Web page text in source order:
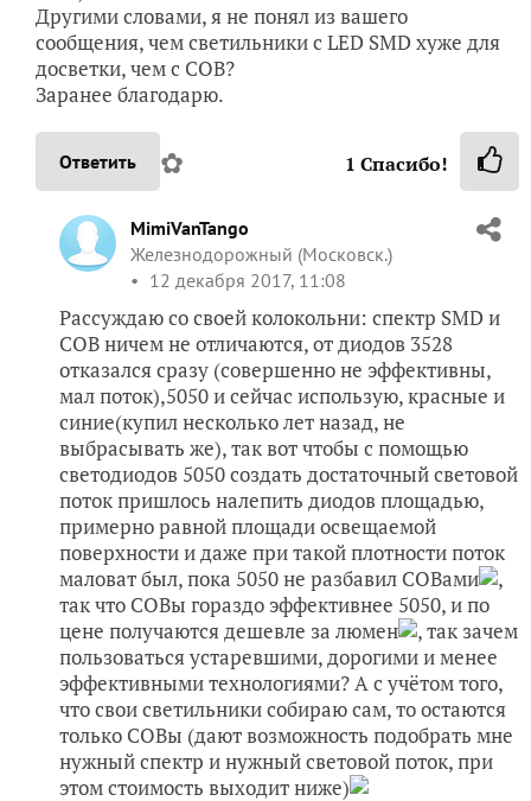
Другими словами, я не понял из вашего
сообщения, чем светильники с LED SMD хуже для
досветки, чем с СОВ?
Заранее благодарю.
Ответить ✿ 1 Спасибо!
MimiVanTango
Железнодорожный (Московск.)
12 декабря 2017, 11:08
Рассуждаю со своей колокольни: спектр SMD и
COB ничем не отличаются, от диодов 3528
отказался сразу (совершенно не эффективны,
мал поток),5050 и сейчас использую, красные и
синие(купил несколько лет назад, не
выбрасывать же), так вот чтобы с помощью
светодиодов 5050 создать достаточный световой
поток пришлось налепить диодов площадью,
примерно равной площади освещаемой
поверхности и даже при такой плотности поток
маловат был, пока 5050 не разбавил COBами
,
так что COBы гораздо эффективнее 5050, и по
цене получаются дешевле за люмен
, так зачем
пользоваться устаревшими, дорогими и менее
эффективными технологиями? А с учётом того,
что свои светильники собираю сам, то остаются
только COBы (дают возможность подобрать мне
нужный спектр и нужный световой поток, при
этом стоимость выходит ниже)